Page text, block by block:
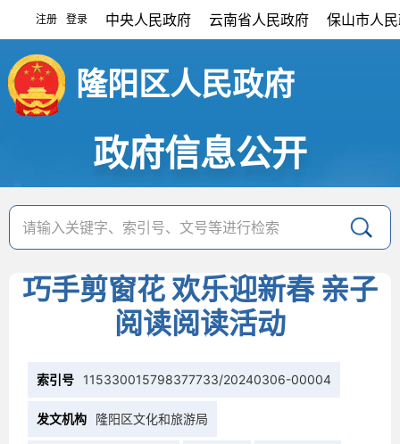
注册 登录 中央人民政府 云南省人民政府 保山市人
隆阳区人民政府
政府信息公开
巧手剪窗花 欢乐迎新春 亲子
阅读阅读活动
索引号 115330015798377733/20240306-00004
发文机构 隆阳区文化和旅游局